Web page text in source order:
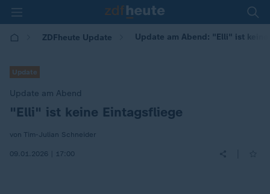
ZDFheute Update Update am Abend: "Elli" ist
Update
Update am Abend
:"Elli" ist keine Eintagsfliege
von Tim-Julian Schneider
09.01.2026 | 17:00